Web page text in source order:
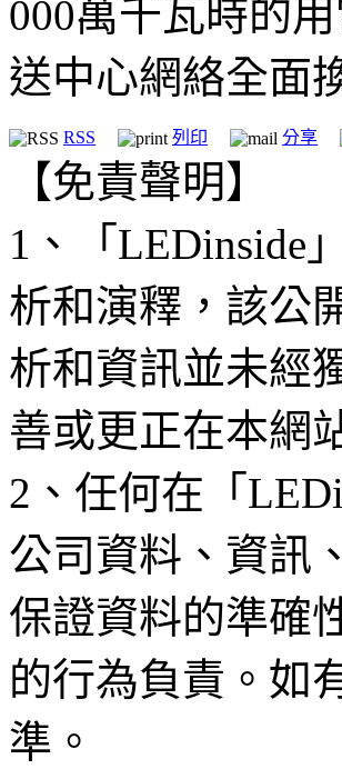
000萬千瓦時的
送中心網絡全面
RSS 列印 分享
【免責聲明】
1、「LEDinside
析和演釋，該公
析和資訊並未經
善或更正在本網
2、任何在「
公司資料、資訊
保證資料的準確
的行為負責。如
準。